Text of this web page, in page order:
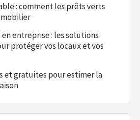
: comment les prêts verts
entreprise : les solutions
protéger vos locaux et vos
et gratuites pour estimer la